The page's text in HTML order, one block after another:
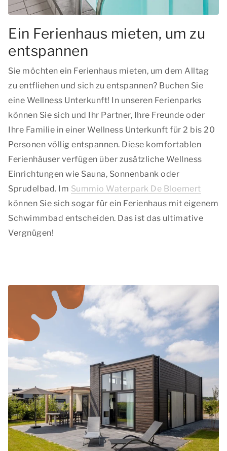
Ein Ferienhaus mieten, um zu
entspannen
Sie möchten ein Ferienhaus mieten, um dem Alltag
zu entfliehen und sich zu entspannen? Buchen Sie
eine Wellness Unterkunft! In unseren Ferienparks
können Sie sich und Ihr Partner, Ihre Freunde oder
Ihre Familie in einer Wellness Unterkunft für 2 bis 20
Personen völlig entspannen. Diese komfortablen
Ferienhäuser verfügen über zusätzliche Wellness
Einrichtungen wie Sauna, Sonnenbank oder
Sprudelbad. Im Summio Waterpark De Bloemert
können Sie sich sogar für ein Ferienhaus mit eigenem
Schwimmbad entscheiden. Das ist das ultimative
Vergnügen!